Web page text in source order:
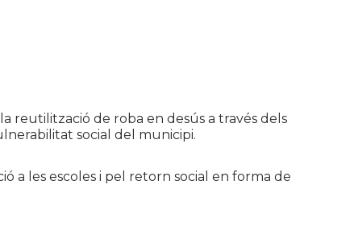
reutilització de roba en desús a través dels
social del municipi.
a les escoles i pel retorn social en forma de